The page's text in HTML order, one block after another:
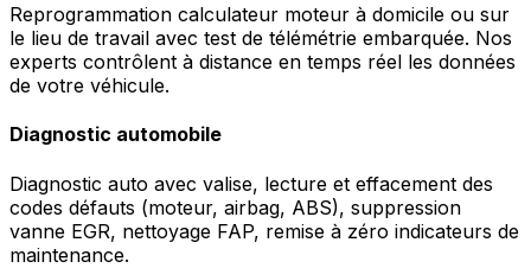
Reprogrammation calculateur moteur à domicile ou sur
le lieu de travail avec test de télémétrie embarquée. Nos
experts contrôlent à distance en temps réel les données
de votre véhicule.
Diagnostic automobile
Diagnostic auto avec valise, lecture et effacement des
codes défauts (moteur, airbag, ABS), suppression
vanne EGR, nettoyage FAP, remise à zéro indicateurs de
maintenance.